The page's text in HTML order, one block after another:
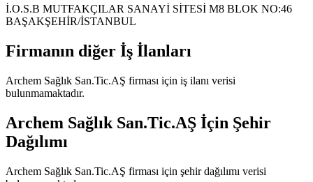
İ.O.S.B MUTFAKÇILAR SANAYİ SİTESİ M8 BLOK NO:46
BAŞAKŞEHİR/İSTANBUL
Firmanın diğer İş İlanları
Archem Sağlık San.Tic.AŞ firması için iş ilanı verisi
bulunmamaktadır.
Archem Sağlık San.Tic.AŞ İçin Şehir
Dağılımı
Archem Sağlık San.Tic.AŞ firması için şehir dağılımı verisi